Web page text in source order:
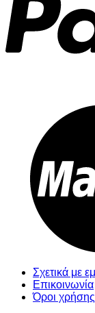
Σχετικά με
Επικοινωνία
Όροι χρήσης